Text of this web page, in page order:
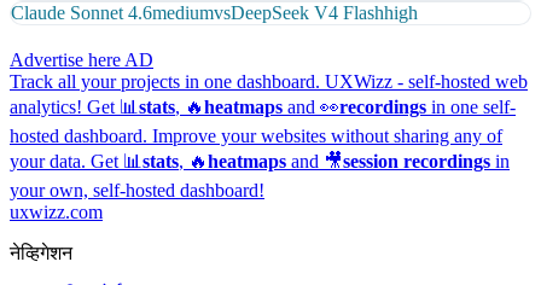
Claude Sonnet 4.6mediumvsDeepSeek V4 Flashhigh
Advertise here AD
Track all your projects in one dashboard. UXWizz - self-hosted web
analytics! Get 📊 stats, 🔥heatmaps and 👀recordings in one self-
hosted dashboard. Improve your websites without sharing any of
your data. Get 📊 stats, 🔥heatmaps and 🎥session recordings in
your own, self-hosted dashboard!
uxwizz.com
नेव्हिगेशन